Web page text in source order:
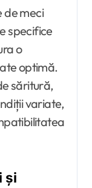
de meci
specifice
o
optimă.
săritură,
variate,
și